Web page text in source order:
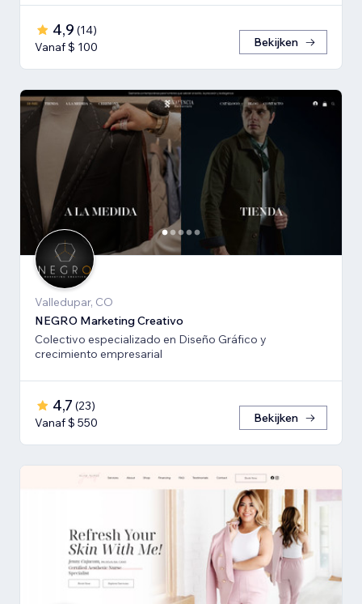
4,9 (14)
Vanaf $ 100
Bekijken
Valledupar, CO
NEGRO Marketing Creativo
Colectivo especializado en Diseño Gráfico y
crecimiento empresarial
4,7 (23)
Vanaf $ 550
Bekijken